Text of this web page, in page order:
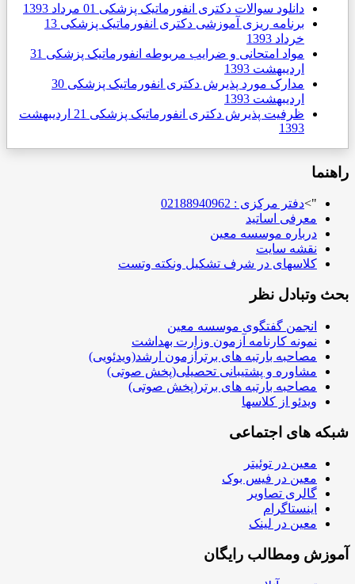
دانلود سوالات دکتری انفورماتیک پزشکی 01 مرداد 1393
برنامه ریزی آموزشی دکتری انفورماتیک پزشکی 13
خرداد 1393
مواد امتحانی و ضرایب مربوطه انفورماتیک پزشکی 31
ارديبهشت 1393
مدارک مورد پذیرش دکتری انفورماتیک پزشکی 30
ارديبهشت 1393
ظرفیت پذیرش دکتری انفورماتیک پزشکی
21 ارديبهشت
1393
راهنما
">دفتر مرکزی : 02188940962
معرفی اساتید
درباره موسسه معین
نقشه سایت
کلاسهای در شرف تشکیل ونکته وتست
بحث وتبادل نظر
انجمن گفتگوی موسسه معین
نمونه کارنامه آزمون وزارت بهداشت
مصاحبه بارتبه های برترآزمون ارشد(ویدئویی)
مشاوره و پشتیبانی تحصیلی(پخش صوتی)
مصاحبه بارتبه های برتر(پخش صوتی)
ویدئو از کلاسها
شبکه های اجتماعی
معین در توئیتر
معین در فیس بوک
گالری تصاویر
اینستاگرام
معین در لینک
آموزش ومطالب رایگان